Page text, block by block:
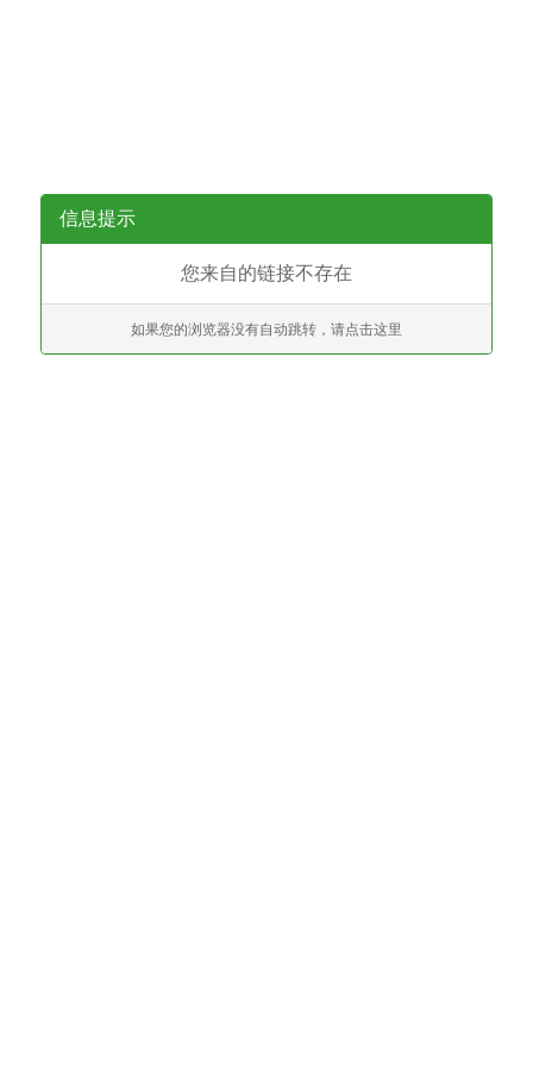
信息提示
您来自的链接不存在
如果您的浏览器没有自动跳转，请点击这里